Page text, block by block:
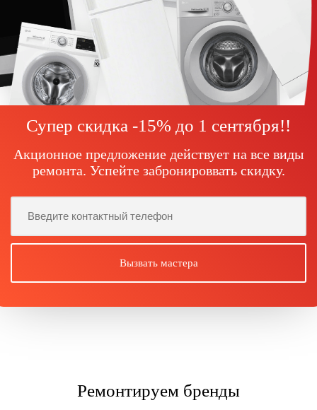
Супер скидка -15% до 1 сентября!!
Акционное предложение действует на все виды
ремонта. Успейте забронироввать скидку.
Ремонтируем бренды